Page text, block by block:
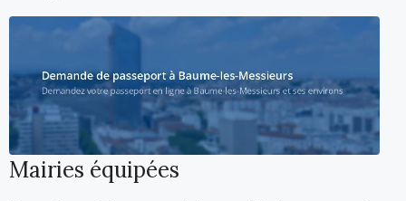
Mairies équipées